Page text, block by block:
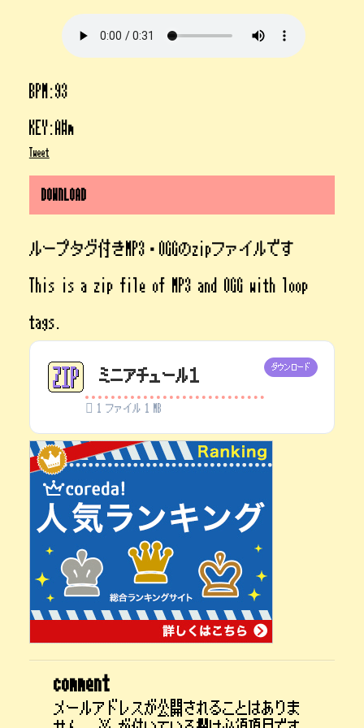
BPM:93
KEY:A#m
Tweet
DOWNLOAD
ループタグ付きMP3・OGGのzipファイルです
This is a zip file of MP3 and OGG with loop
tags.
ミニアチュール１
1 ファイル 1 MB
ダウンロード
comment
メールアドレスが公開されることはありま